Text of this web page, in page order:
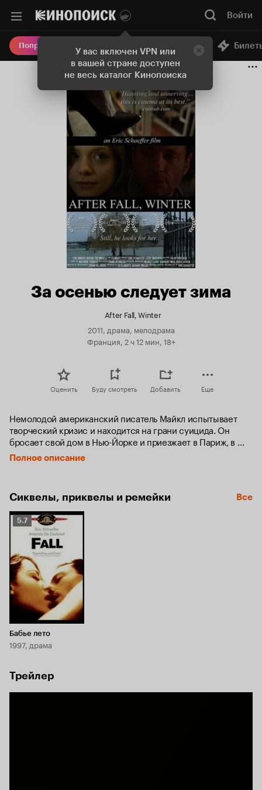
У вас включен VPN или
в вашей стране доступен
не весь каталог Кинопоиска
Войти
Попробовать Плюс Онлайн-кинотеатр
За осенью следует зима
After Fall, Winter
2011, драма, мелодрама
Франция, 2 ч 12 мин, 18+
Оценить Буду смотреть Добавить Еще
Немолодой американский писатель Майкл испытывает
творческий кризис и находится на грани суицида. Он
бросает свой дом в Нью-Йорке и приезжает в Париж, в
надежде найти стимул к возвращению в творческую
жизнь. Вскоре после прибытия он встречает Софи,
Софи сразу же начинают испытывать сильное сексуальное
влечение друг к другу, но у Софи есть тайна — она
подрабатывает «Госпожой», обслуживая садомазохистов.
Полное описание
Сиквелы, приквелы и ремейки Все
Рейтинг
Кинопоиска
5.7
Бабье лето
1997, драма
Трейлер